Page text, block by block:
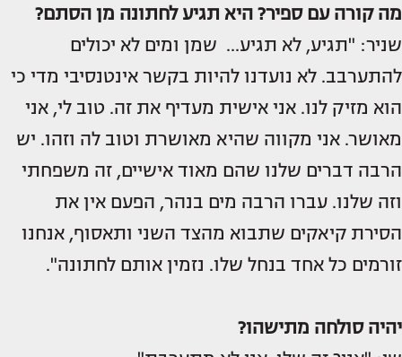
מה קורה עם ספיר? היא תגיע לחתונה מן הסתם?
שניר: "תגיע, לא תגיע... שמן ומים לא יכולים
להתערבב. לא נועדנו להיות בקשר אינטנסיבי מדי כי
הוא מזיק לנו. אני אישית מעדיף את זה. טוב לי, אני
מאושר. אני מקווה שהיא מאושרת וטוב לה וזהו. יש
הרבה דברים שלנו שהם מאוד אישיים, זה משפחתי
וזה שלנו. עברו הרבה מים בנהר, הפעם אין את
הסירת קיאקים שתבוא מהצד השני ותאסוף, אנחנו
זורמים כל אחד בנחל שלו. נזמין אותם לחתונה".
יהיה סולחה מתישהו?